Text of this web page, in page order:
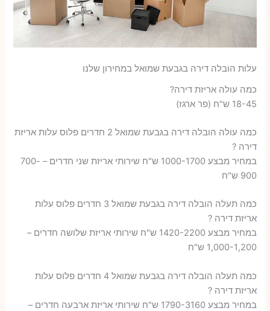
עלות הובלה דירה בגבעת שמואל במחירון שלנו
כמה עולה אריזת דירה​?
18-45 ש"ח (פר ארגז)
כמה עולה הובלה דירה בגבעת שמואל 2 חדרים פלוס עלות אריזת
דירה ?
במחיר מבצע 1000-1700 ש"ח שירותי אריזת שני חדרים – 700-
900 ש"ח
כמה תעלה הובלה דירה בגבעת שמואל 3 חדרים פלוס עלות
אריזת דירה ?
במחיר מבצע 1420-2200 ש"ח שירותי אריזת שלושה חדרים –
1,000-1,200 ש"ח
כמה תעלה הובלה דירה בגבעת שמואל 4 חדרים פלוס עלות
אריזת דירה ?
במחיר מבצע 1790-3160 ש"ח שירותי אריזת ארבעה חדרים –